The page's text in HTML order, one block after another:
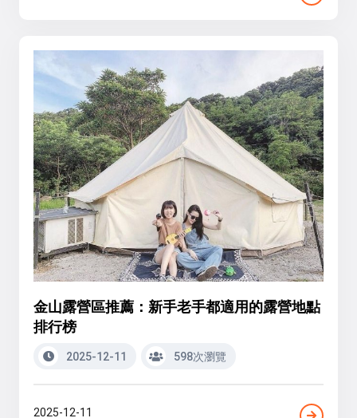
金山露營區推薦：新手老手都適用的露營地點
排行榜
2025-12-11 598次瀏覽
2025-12-11